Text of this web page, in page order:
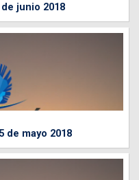
junio 2018
de mayo 2018